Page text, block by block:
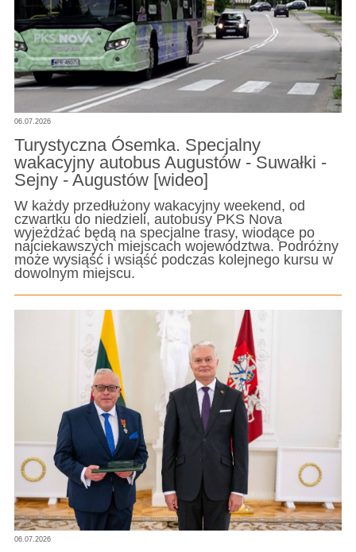
06.07.2026
Turystyczna Ósemka. Specjalny
wakacyjny autobus Augustów - Suwałki -
Sejny - Augustów [wideo]
W każdy przedłużony wakacyjny weekend, od
czwartku do niedzieli, autobusy PKS Nova
wyjeżdżać będą na specjalne trasy, wiodące po
najciekawszych miejscach województwa. Podróżny
może wysiąść i wsiąść podczas kolejnego kursu w
dowolnym miejscu.
06.07.2026